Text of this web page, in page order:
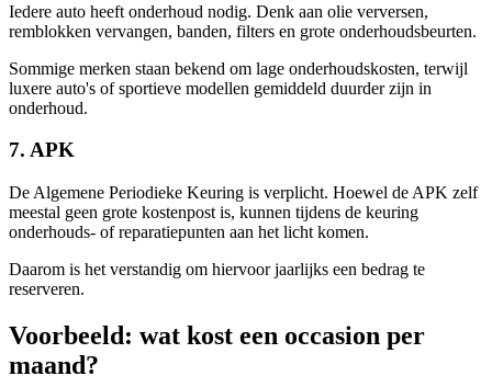
Iedere auto heeft onderhoud nodig. Denk aan olie verversen,
remblokken vervangen, banden, filters en grote onderhoudsbeurten.
Sommige merken staan bekend om lage onderhoudskosten, terwijl
luxere auto's of sportieve modellen gemiddeld duurder zijn in
onderhoud.
7. APK
De Algemene Periodieke Keuring is verplicht. Hoewel de APK zelf
meestal geen grote kostenpost is, kunnen tijdens de keuring
onderhouds- of reparatiepunten aan het licht komen.
Daarom is het verstandig om hiervoor jaarlijks een bedrag te
reserveren.
Voorbeeld: wat kost een occasion per
maand?